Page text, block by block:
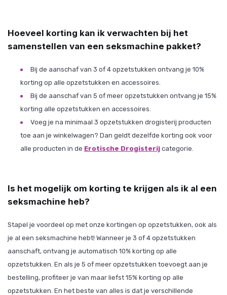
Hoeveel korting kan ik verwachten bij het
samenstellen van een seksmachine pakket?
Bij de aanschaf van 3 of 4 opzetstukken ontvang je 10%
korting op alle opzetstukken en accessoires.
Bij de aanschaf van 5 of meer opzetstukken ontvang je 15%
korting alle opzetstukken en accessoires.
Voeg je na minimaal 3 opzetstukken drogisterij producten
toe aan je winkelwagen? Dan geldt dezelfde korting ook voor
alle producten in de Erotische Drogisterij categorie.
Is het mogelijk om korting te krijgen als ik al een
seksmachine heb?
Stapel je voordeel op met onze kortingen op opzetstukken, ook als
je al een seksmachine hebt! Wanneer je 3 of 4 opzetstukken
aanschaft, ontvang je automatisch 10% korting op alle
opzetstukken. En als je 5 of meer opzetstukken toevoegt aan je
bestelling, profiteer je van maar liefst 15% korting op alle
opzetstukken. En het beste van alles is dat je verschillende